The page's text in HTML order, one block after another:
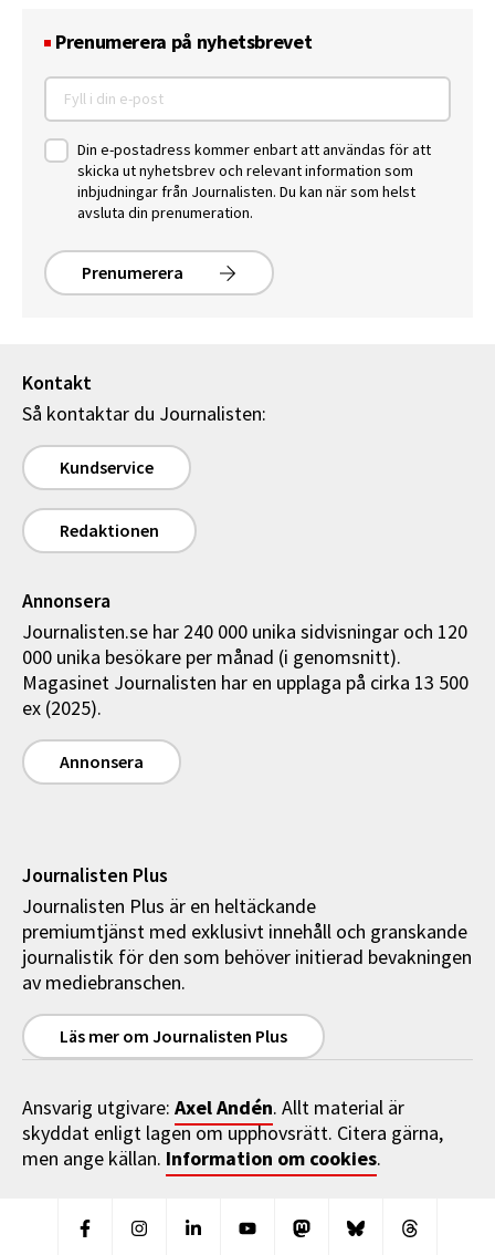
Prenumerera på nyhetsbrevet
Din e-postadress kommer enbart att användas för att
skicka ut nyhetsbrev och relevant information som
inbjudningar från Journalisten. Du kan när som helst
avsluta din prenumeration.
Prenumerera
Kontakt
Så kontaktar du Journalisten:
Kundservice
Redaktionen
Annonsera
Journalisten.se har 240 000 unika sidvisningar och 120
000 unika besökare per månad (i genomsnitt).
Magasinet Journalisten har en upplaga på cirka 13 500
ex (2025).
Annonsera
Journalisten Plus
Journalisten Plus är en heltäckande
premiumtjänst med exklusivt innehåll och granskande
journalistik för den som behöver initierad bevakningen
av mediebranschen.
Läs mer om Journalisten Plus
Ansvarig utgivare: Axel Andén. Allt material är
skyddat enligt lagen om upphovsrätt. Citera gärna,
men ange källan. Information om cookies.
Facebook InstagramLinkedinYoutubeMastodonBluesky